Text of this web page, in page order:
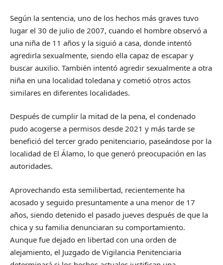
Según la sentencia, uno de los hechos más graves tuvo
lugar el 30 de julio de 2007, cuando el hombre observó a
una niña de 11 años y la siguió a casa, donde intentó
agredirla sexualmente, siendo ella capaz de escapar y
buscar auxilio. También intentó agredir sexualmente a otra
niña en una localidad toledana y cometió otros actos
similares en diferentes localidades.
Después de cumplir la mitad de la pena, el condenado
pudo acogerse a permisos desde 2021 y más tarde se
benefició del tercer grado penitenciario, paseándose por la
localidad de El Álamo, lo que generó preocupación en las
autoridades.
Aprovechando esta semilibertad, recientemente ha
acosado y seguido presuntamente a una menor de 17
años, siendo detenido el pasado jueves después de que la
chica y su familia denunciaran su comportamiento.
Aunque fue dejado en libertad con una orden de
alejamiento, el Juzgado de Vigilancia Penitenciaria